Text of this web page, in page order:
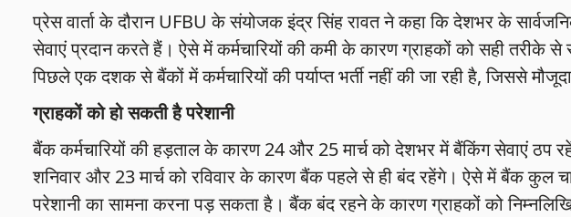
प्रेस वार्ता के दौरान UFBU के संयोजक इंद्र सिंह रावत ने कहा कि देशभर के
सेवाएं प्रदान करते हैं। ऐसे में कर्मचारियों की कमी के कारण ग्राहकों को सही तरीके से
पिछले एक दशक से बैंकों में कर्मचारियों की पर्याप्त भर्ती नहीं की जा रही है, जिससे
ग्राहकों को हो सकती है परेशानी
बैंक कर्मचारियों की हड़ताल के कारण 24 और 25 मार्च को देशभर में बैंकिंग सेवाएं ठप
शनिवार और 23 मार्च को रविवार के कारण बैंक पहले से ही बंद रहेंगे। ऐसे में बैंक कुल
परेशानी का सामना करना पड़ सकता है। बैंक बंद रहने के कारण ग्राहकों को